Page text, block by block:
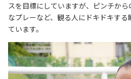
スを目標にしていますが、ピンチか
なプレーなど、観る人にドキドキす
ています。